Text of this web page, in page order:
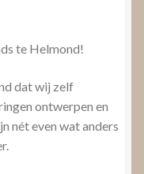
te Helmond!
dat wij zelf
ontwerpen en
nét even wat anders